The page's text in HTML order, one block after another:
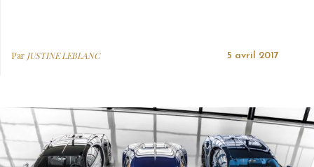
Par JUSTINE LEBLANC 5 avril 2017